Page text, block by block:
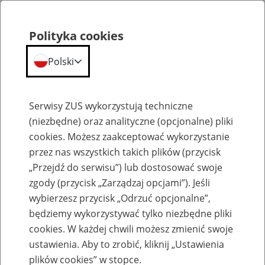
Emerytury
Baza zlikwidowanych lub
przekształconych zakładów pracy
Polityka cookies
Polski
Serwisy ZUS wykorzystują techniczne
(niezbędne) oraz analityczne (opcjonalne) pliki
cookies. Możesz zaakceptować wykorzystanie
przez nas wszystkich takich plików (przycisk
„Przejdź do serwisu”) lub dostosować swoje
zgody (przycisk „Zarządzaj opcjami”). Jeśli
wybierzesz przycisk „Odrzuć opcjonalne”,
będziemy wykorzystywać tylko niezbędne pliki
cookies. W każdej chwili możesz zmienić swoje
ustawienia. Aby to zrobić, kliknij „Ustawienia
plików cookies” w stopce.